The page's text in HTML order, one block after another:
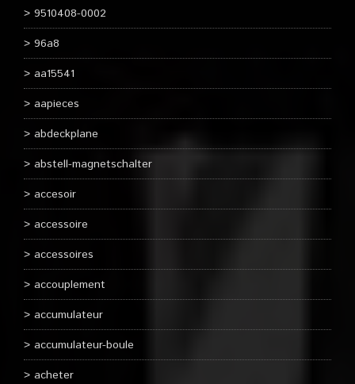
9510408-0002
96a8
aa15541
aapieces
abdeckplane
abstell-magnetschalter
accesoir
accessoire
accessoires
accouplement
accumulateur
accumulateur-boule
acheter